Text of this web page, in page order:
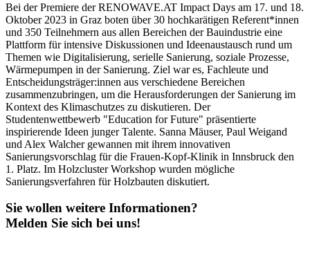
Bei der Premiere der RENOWAVE.AT Impact Days am 17. und 18.
Oktober 2023 in Graz boten über 30 hochkarätigen Referent*innen
und 350 Teilnehmern aus allen Bereichen der Bauindustrie eine
Plattform für intensive Diskussionen und Ideenaustausch rund um
Themen wie Digitalisierung, serielle Sanierung, soziale Prozesse,
Wärmepumpen in der Sanierung. Ziel war es, Fachleute und
Entscheidungsträger:innen aus verschiedene Bereichen
zusammenzubringen, um die Herausforderungen der Sanierung im
Kontext des Klimaschutzes zu diskutieren. Der
Studentenwettbewerb "Education for Future" präsentierte
inspirierende Ideen junger Talente. Sanna Mäuser, Paul Weigand
und Alex Walcher gewannen mit ihrem innovativen
Sanierungsvorschlag für die Frauen-Kopf-Klinik in Innsbruck den
1. Platz. Im Holzcluster Workshop wurden mögliche
Sanierungsverfahren für Holzbauten diskutiert.
Sie wollen weitere Informationen?
Melden Sie sich bei uns!